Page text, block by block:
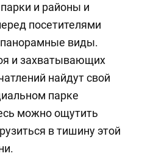
и районы и
посетителями
виды.
и захватывающих
найдут свой
парке
можно ощутить
в тишину этой